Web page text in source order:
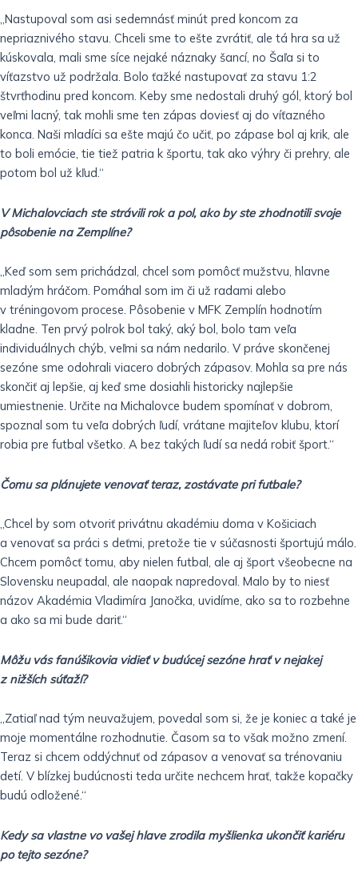
„Nastupoval som asi sedemnásť minút pred koncom za
nepriaznivého stavu. Chceli sme to ešte zvrátiť, ale tá hra sa už
kúskovala, mali sme síce nejaké náznaky šancí, no Šaľa si to
víťazstvo už podržala. Bolo ťažké nastupovať za stavu 1:2
štvrťhodinu pred koncom. Keby sme nedostali druhý gól, ktorý bol
veľmi lacný, tak mohli sme ten zápas doviesť aj do víťazného
konca. Naši mladíci sa ešte majú čo učiť, po zápase bol aj krik, ale
to boli emócie, tie tiež patria k športu, tak ako výhry či prehry, ale
potom bol už kľud.“
V Michalovciach ste strávili rok a pol, ako by ste zhodnotili svoje
pôsobenie na Zemplíne?
„Keď som sem prichádzal, chcel som pomôcť mužstvu, hlavne
mladým hráčom. Pomáhal som im či už radami alebo
v tréningovom procese. Pôsobenie v MFK Zemplín hodnotím
kladne. Ten prvý polrok bol taký, aký bol, bolo tam veľa
individuálnych chýb, veľmi sa nám nedarilo. V práve skončenej
sezóne sme odohrali viacero dobrých zápasov. Mohla sa pre nás
skončiť aj lepšie, aj keď sme dosiahli historicky najlepšie
umiestnenie. Určite na Michalovce budem spomínať v dobrom,
spoznal som tu veľa dobrých ľudí, vrátane majiteľov klubu, ktorí
robia pre futbal všetko. A bez takých ľudí sa nedá robiť šport.“
Čomu sa plánujete venovať teraz, zostávate pri futbale?
„Chcel by som otvoriť privátnu akadémiu doma v Košiciach
a venovať sa práci s deťmi, pretože tie v súčasnosti športujú málo.
Chcem pomôcť tomu, aby nielen futbal, ale aj šport všeobecne na
Slovensku neupadal, ale naopak napredoval. Malo by to niesť
názov Akadémia Vladimíra Janočka, uvidíme, ako sa to rozbehne
a ako sa mi bude dariť.“
Môžu vás fanúšikovia vidieť v budúcej sezóne hrať v nejakej
z nižších súťaží?
„Zatiaľ nad tým neuvažujem, povedal som si, že je koniec a také je
moje momentálne rozhodnutie. Časom sa to však možno zmení.
Teraz si chcem oddýchnuť od zápasov a venovať sa trénovaniu
detí. V blízkej budúcnosti teda určite nechcem hrať, takže kopačky
budú odložené.“
Kedy sa vlastne vo vašej hlave zrodila myšlienka ukončiť kariéru
po tejto sezóne?